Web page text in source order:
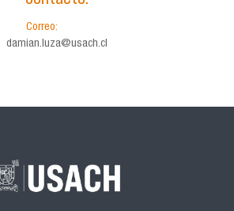
Correo:
damian.luza@usach.cl